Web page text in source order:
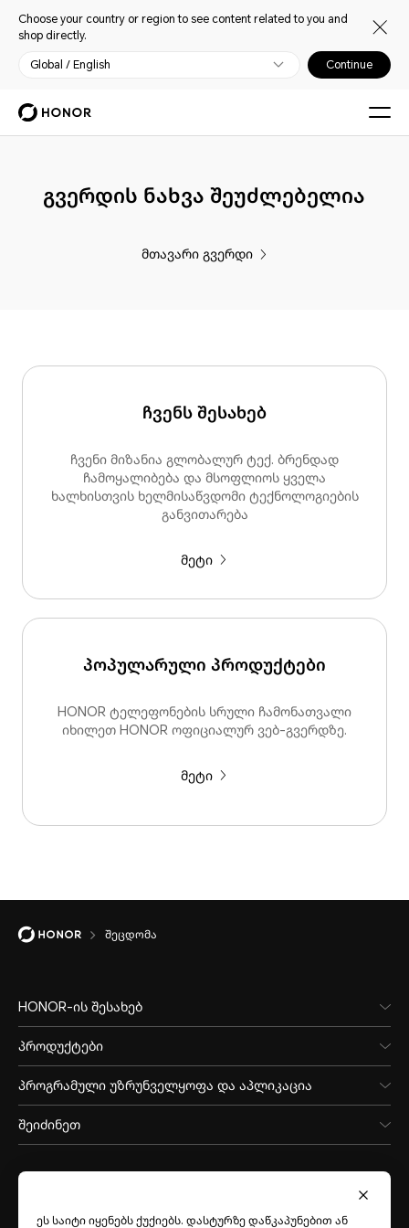
Choose your country or region to see content related to you and
shop directly.
Global / English Continue
გვერდის ნახვა შეუძლებელია
მთავარი გვერდი
ჩვენს შესახებ
ჩვენი მიზანია გლობალურ ტექ. ბრენდად
ჩამოყალიბება და მსოფლიოს ყველა
ხალხისთვის ხელმისაწვდომი ტექნოლოგიების
განვითარება
მეტი
პოპულარული პროდუქტები
HONOR ტელეფონების სრული ჩამონათვალი
იხილეთ HONOR ოფიციალურ ვებ-გვერდზე.
მეტი
შეცდომა
HONOR-ის შესახებ
პროდუქტები
პროგრამული უზრუნველყოფა და აპლიკაცია
შეიძინეთ
ეს საიტი იყენებს ქუქიებს. დასტურზე დაწკაპუნებით ან